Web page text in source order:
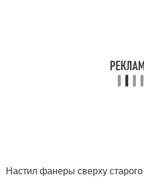
Настил фанеры сверху